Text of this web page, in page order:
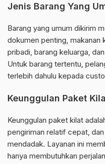
Jenis Barang Yang
Barang yang umum dikirim
dokumen penting, makanan
pribadi, barang keluarga,
Untuk barang tertentu,
terlebih dahulu kepada
Keunggulan Paket
Keunggulan paket kilat
pengiriman relatif cepat,
mendadak. Layanan ini
hanya membutuhkan